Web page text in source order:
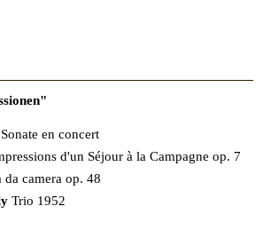
Sonate en concert
d'un Séjour à la Campagne op. 7
da camera op. 48
Trio 1952